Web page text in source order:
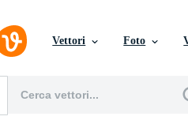
Vettori Foto